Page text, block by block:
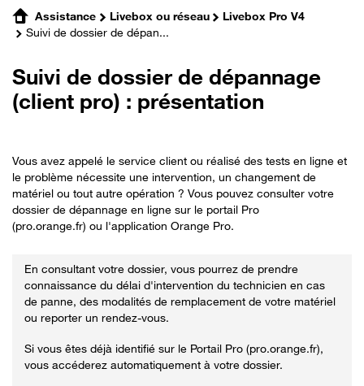
Assistance Livebox ou réseau
Livebox Pro V4
Suivi de dossier de dépan...
Suivi de dossier de dépannage
(client pro) : présentation
Vous avez appelé le service client ou réalisé des tests en ligne et
le problème nécessite une intervention, un changement de
matériel ou tout autre opération ? Vous pouvez consulter votre
dossier de dépannage en ligne sur le portail Pro
(pro.orange.fr) ou l'application Orange Pro.
En consultant votre dossier, vous pourrez de prendre
connaissance du délai d'intervention du technicien en cas
de panne, des modalités de remplacement de votre matériel
ou reporter un rendez-vous.
Si vous êtes déjà identifié sur le Portail Pro (pro.orange.fr),
vous accéderez automatiquement à votre dossier.